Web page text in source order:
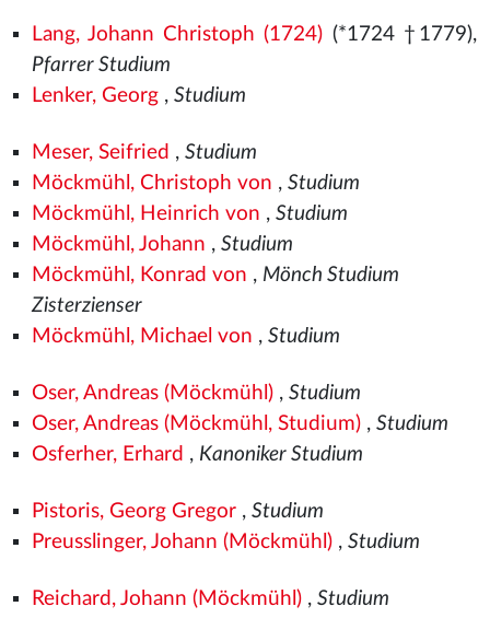
Lang, Johann Christoph (1724) (*1724 †1779),
Pfarrer Studium
Lenker, Georg, Studium
Meser, Seifried , Studium
Möckmühl, Christoph von , Studium
Möckmühl, Heinrich von , Studium
Möckmühl, Johann , Studium
Möckmühl, Konrad von , Mönch Studium
Zisterzienser
Möckmühl, Michael von , Studium
Oser, Andreas (Möckmühl), Studium
Oser, Andreas (Möckmühl, Studium), Studium
Osferher, Erhard , Kanoniker Studium
Pistoris, Georg Gregor, Studium
Preusslinger, Johann (Möckmühl), Studium
Reichard, Johann (Möckmühl), Studium